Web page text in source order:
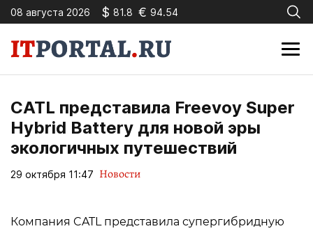
08 августа 2026 $ 81.8 € 94.54
CATL представила Freevoy Super
Hybrid Battery для новой эры
экологичных путешествий
29 октября 11:47 Новости
Компания CATL представила супергибридную